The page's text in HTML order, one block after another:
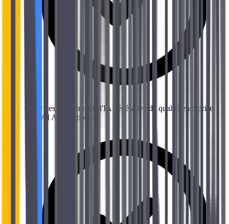
Créer des applications d'IA générative de qualité entreprise
avec AI Applications.